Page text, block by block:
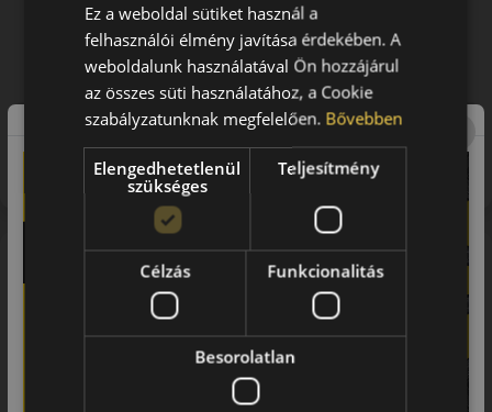
A mintázat
A Hankook W320B HRS téli Hankook abroncs kisteherautókhoz,
SUV-okhoz vagy személyautókhoz, a méretváltozattól függően.
Hideg, havas és latyakos körülmények között stabil tapadást,
biztonságosabb fékezést és kiszámítható irányíthatóságot
Figyelem a feltüntetett címke adatok tájékoztató
jellegűek. Előfordulhat, hogy még a korábbi EU-s címkével
ellátott abroncs kerül kiszállításra.
Ez a weboldal sütiket használ a
felhasználói élmény javítása érdekében. A
weboldalunk használatával Ön hozzájárul
az összes süti használatához, a Cookie
szabályzatunknak megfelelően. Bővebben
Elengedhetetlenül
szükséges
Teljesítmény
Célzás Funkcionalitás
Besorolatlan